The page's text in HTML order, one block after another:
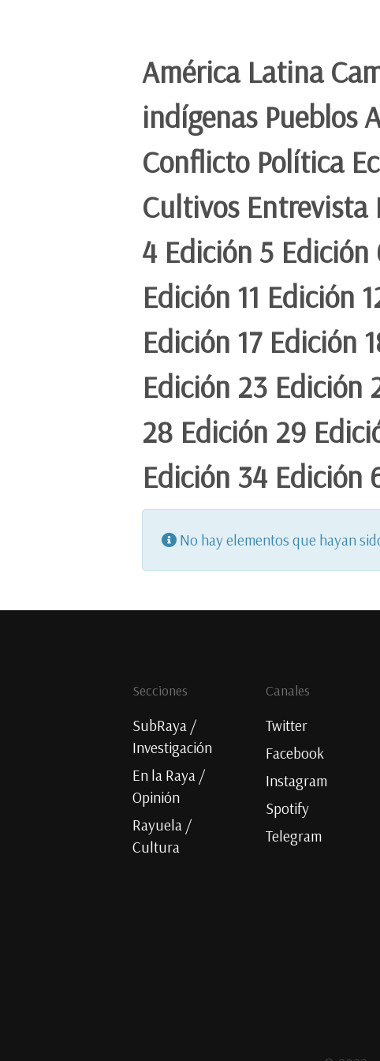
América Latina
indígenas Pueblos
Conflicto Política
Cultivos Entrevista
4 Edición 5
Edición 11 Edición
Edición 17 Edición
Edición 23 Edición
28 Edición 29
Edición 34 Edición
Información
No hay elementos que hayan
Secciones
SubRaya /
Investigación
En la Raya /
Opinión
Rayuela /
Cultura
Canales
Twitter
Facebook
Instagram
Spotify
Telegram